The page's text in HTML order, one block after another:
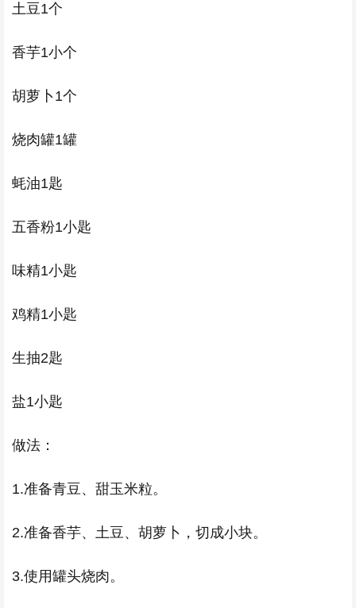
土豆1个
香芋1小个
胡萝卜1个
烧肉罐1罐
蚝油1匙
五香粉1小匙
味精1小匙
鸡精1小匙
生抽2匙
盐1小匙
做法：
1.准备青豆、甜玉米粒。
2.准备香芋、土豆、胡萝卜，切成小块。
3.使用罐头烧肉。